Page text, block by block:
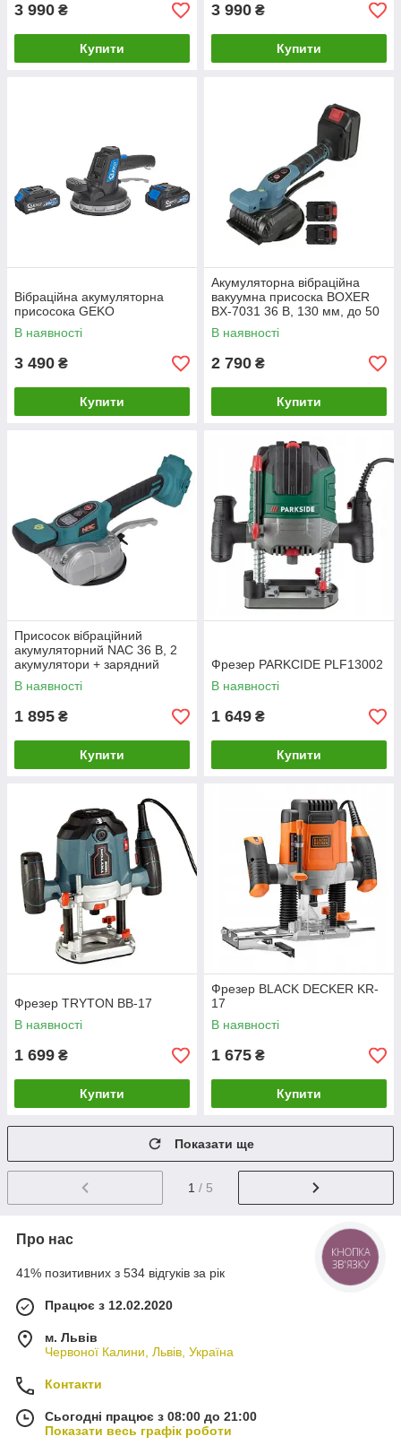
3 990 ₴
Купити
3 990 ₴
Купити
Вібраційна акумуляторна
присосока GEKO
В наявності
3 490 ₴
Купити
Акумуляторна вібраційна
вакуумна присоска BOXER
BX-7031 36 В, 130 мм, до 50
кг, 6 режимів, 2 акумулятори
та кейс
В наявності
2 790 ₴
Купити
Присосок вібраційний
акумуляторний NAC 36 В, 2
акумулятори + зарядний
пристрій, вакуумна чашка
130 мм, до 50 кг, 6 режимів
В наявності
1 895 ₴
Купити
Фрезер PARKСIDE PLF13002
В наявності
1 649 ₴
Купити
Фрезер TRYTON BB-17
В наявності
1 699 ₴
Купити
Фрезер BLACK DECKER KR-
17
В наявності
1 675 ₴
Купити
Показати ще
1 / 5
Про нас
41% позитивних з 534 відгуків за рік
Працює з 12.02.2020
м. Львів
Червоної Калини, Львів, Україна
Контакти
Сьогодні працює з 08:00 до 21:00
Показати весь графік роботи
КНОПКА
ЗВ'ЯЗКУ